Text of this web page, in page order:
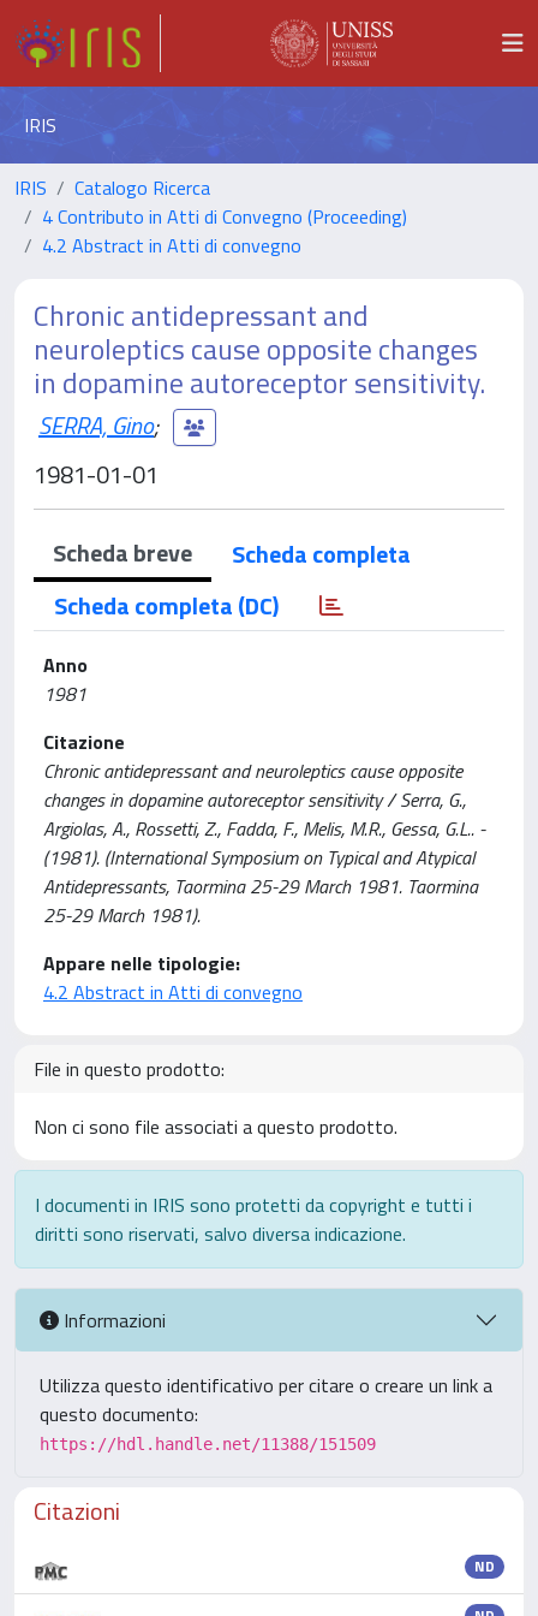
IRIS
IRIS
Catalogo Ricerca
4 Contributo in Atti di Convegno (Proceeding)
4.2 Abstract in Atti di convegno
Chronic antidepressant and
neuroleptics cause opposite changes
in dopamine autoreceptor sensitivity.
SERRA, Gino;
1981-01-01
Scheda breve
Scheda completa
Scheda completa (DC)
Anno
1981
Citazione
Chronic antidepressant and neuroleptics cause opposite
changes in dopamine autoreceptor sensitivity / Serra, G.,
Argiolas, A., Rossetti, Z., Fadda, F., Melis, M.R., Gessa, G.L.. -
(1981). (International Symposium on Typical and Atypical
Antidepressants, Taormina 25-29 March 1981. Taormina
25-29 March 1981).
Appare nelle tipologie:
4.2 Abstract in Atti di convegno
File in questo prodotto:
Non ci sono file associati a questo prodotto.
I documenti in IRIS sono protetti da copyright e tutti i
diritti sono riservati, salvo diversa indicazione.
Informazioni
Utilizza questo identificativo per citare o creare un link a
questo documento:
https://hdl.handle.net/11388/151509
Citazioni
ND